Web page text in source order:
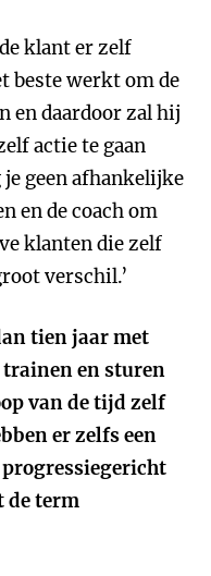
klant er zelf
beste werkt om de
en daardoor zal hij
actie te gaan
geen afhankelijke
en de coach om
klanten die zelf
verschil.’
tien jaar met
trainen en sturen
van de tijd zelf
er zelfs een
de term